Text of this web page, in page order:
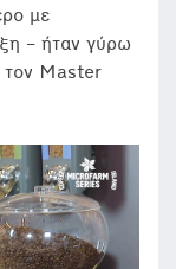
με
– ήταν γύρω
τον Master